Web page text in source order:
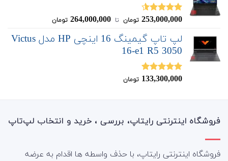
نمره4.50
253,000,000 تومان ‌ تا ‌ 264,000,000 تومان
لپ تاپ گیمینگ 16 اینچی HP مدل Victus
16-e1 R5 3050
نمره5.00
133,300,000 تومان
فروشگاه اینترنتی رایتاپ، بررسی ، خرید و انتخاب لپ‌تاپ
فروشگاه اینترنتی رایتاپ، با حذف واسطه ها اقدام به عرضه